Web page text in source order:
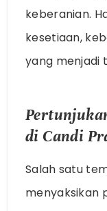
keberanian.
kesetiaan,
yang menjadi
di Candi
Salah satu
menyaksikan